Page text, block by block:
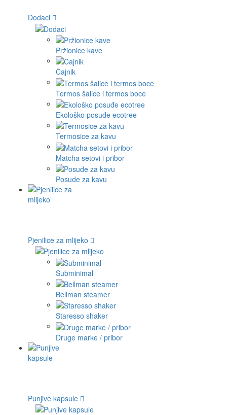
Dodaci
Pržionice kave
Čajnik
Termos šalice i termos boce
Ekološko posuđe ecotree
Termosice za kavu
Matcha setovi i pribor
Posude za kavu
Pjenilice za mlijeko
Subminimal
Bellman steamer
Staresso shaker
Druge marke / pribor
Punjive kapsule